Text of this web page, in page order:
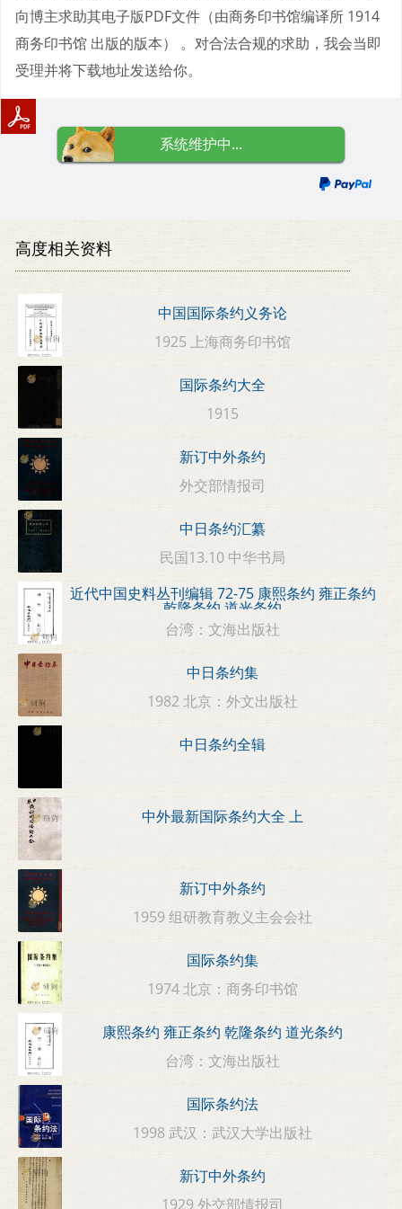
向博主求助其电子版PDF文件（由商务印书馆编译所 1914
商务印书馆 出版的版本） 。对合法合规的求助，我会当即
受理并将下载地址发送给你。
系统维护中...
高度相关资料
中国国际条约义务论
1925 上海商务印书馆
国际条约大全
1915
新订中外条约
外交部情报司
中日条约汇纂
民国13.10 中华书局
近代中国史料丛刊编辑 72-75 康熙条约 雍正条约
乾隆条约 道光条约
台湾：文海出版社
中日条约集
1982 北京：外文出版社
中日条约全辑
中外最新国际条约大全 上
新订中外条约
1959 组研教育教义主会会社
国际条约集
1974 北京：商务印书馆
康熙条约 雍正条约 乾隆条约 道光条约
台湾：文海出版社
国际条约法
1998 武汉：武汉大学出版社
新订中外条约
1929 外交部情报司